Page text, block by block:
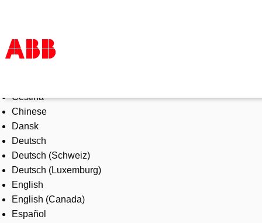
Products & Solutions
Industries
Services
About us
Where to buy
Contact us
Careers
Čeština
Chinese
Dansk
Deutsch
Deutsch (Schweiz)
Deutsch (Luxemburg)
English
English (Canada)
Español